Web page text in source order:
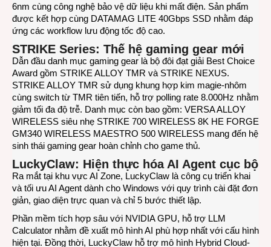
6nm cùng công nghệ bảo vệ dữ liệu khi mất điện. Sản phẩm
được kết hợp cùng DATAMAG LITE 40Gbps SSD nhằm đáp
ứng các workflow lưu động tốc độ cao.
STRIKE Series: Thế hệ gaming gear mới
Dẫn đầu danh mục gaming gear là bộ đôi đạt giải Best Choice
Award gồm STRIKE ALLOY TMR và STRIKE NEXUS.
STRIKE ALLOY TMR sử dụng khung hợp kim magie-nhôm
cùng switch từ TMR tiên tiến, hỗ trợ polling rate 8.000Hz nhằm
giảm tối đa độ trễ. Danh mục còn bao gồm: VERSA ALLOY
WIRELESS siêu nhẹ STRIKE 700 WIRELESS 8K HE FORGE
GM340 WIRELESS MAESTRO 500 WIRELESS mang đến hệ
sinh thái gaming gear hoàn chỉnh cho game thủ.
LuckyClaw: Hiện thực hóa AI Agent cục bộ
Ra mắt tại khu vực AI Zone, LuckyClaw là công cụ triển khai
và tối ưu AI Agent dành cho Windows với quy trình cài đặt đơn
giản, giao diện trực quan và chỉ 5 bước thiết lập.
Phần mềm tích hợp sâu với NVIDIA GPU, hỗ trợ LLM
Calculator nhằm đề xuất mô hình AI phù hợp nhất với cấu hình
hiện tại. Đồng thời, LuckyClaw hỗ trợ mô hình Hybrid Cloud-